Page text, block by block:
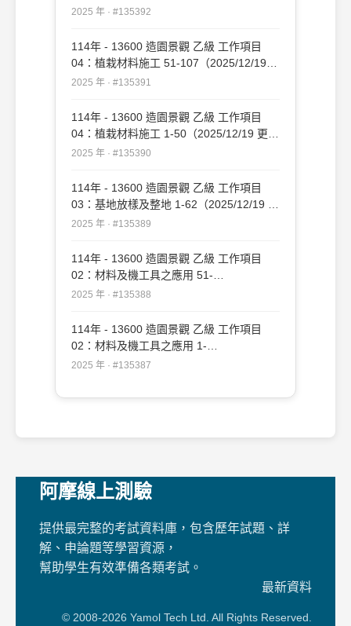
新）#135392
2025 年 · #135392
114年 - 13600 造園景觀 乙級 工作項目
04：植栽材料施工 51-107（2025/12/19
更新）#135391
2025 年 · #135391
114年 - 13600 造園景觀 乙級 工作項目
04：植栽材料施工 1-50（2025/12/19 更
新）#135390
2025 年 · #135390
114年 - 13600 造園景觀 乙級 工作項目
03：基地放樣及整地 1-62（2025/12/19 更
新）#135389
2025 年 · #135389
114年 - 13600 造園景觀 乙級 工作項目
02：材料及機工具之應用 51-
109（2025/12/19 更新）#135388
2025 年 · #135388
114年 - 13600 造園景觀 乙級 工作項目
02：材料及機工具之應用 1-
50（2025/12/19 更新）#135387
2025 年 · #135387
阿摩線上測驗
提供最完整的考試資料庫，包含歷年試題、詳
解、申論題等學習資源，
幫助學生有效準備各類考試。
最新資料
© 2008-2026 Yamol Tech Ltd. All Rights Reserved.